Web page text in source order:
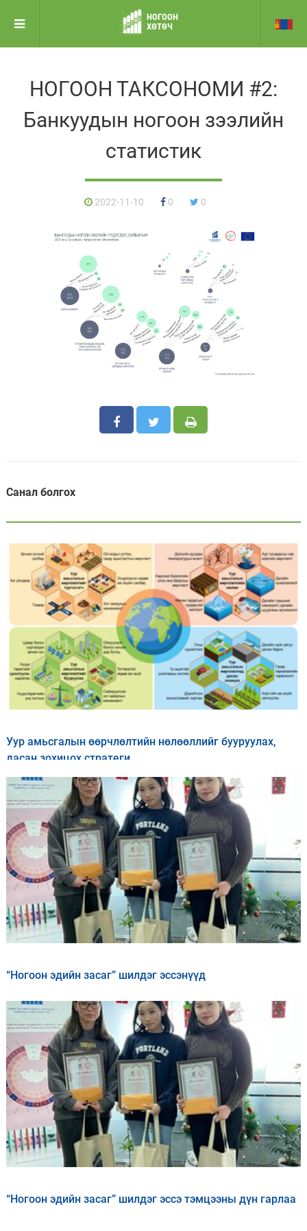
НОГООН
ХӨТӨЧ
НОГООН ТАКСОНОМИ #2:
Банкуудын ногоон зээлийн
статистик
2022-11-10 0 0
Санал болгох
Уур амьсгалын өөрчлөлтийн нөлөөллийг бууруулах,
дасан зохицох стратеги
“Ногоон эдийн засаг” шилдэг эссэнүүд
“Ногоон эдийн засаг” шилдэг эссэ тэмцээны дүн гарлаа